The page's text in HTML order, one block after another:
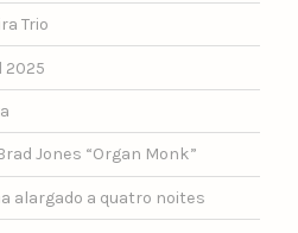
Trio
2025
Jones “Organ Monk”
alargado a quatro noites